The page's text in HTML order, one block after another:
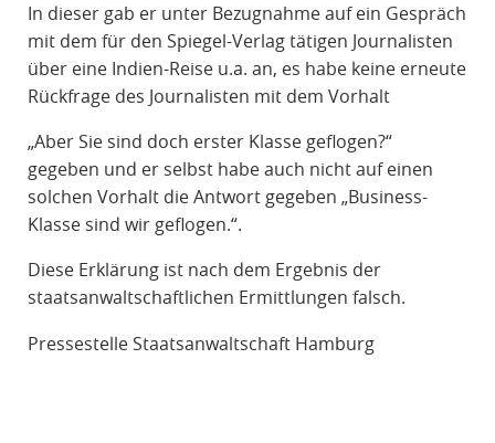
In dieser gab er unter Bezugnahme auf ein Gespräch
mit dem für den Spiegel-Verlag tätigen Journalisten
über eine Indien-Reise u.a. an, es habe keine erneute
Rückfrage des Journalisten mit dem Vorhalt
„Aber Sie sind doch erster Klasse geflogen?“
gegeben und er selbst habe auch nicht auf einen
solchen Vorhalt die Antwort gegeben „Business-
Klasse sind wir geflogen.“.
Diese Erklärung ist nach dem Ergebnis der
staatsanwaltschaftlichen Ermittlungen falsch.
Pressestelle Staatsanwaltschaft Hamburg